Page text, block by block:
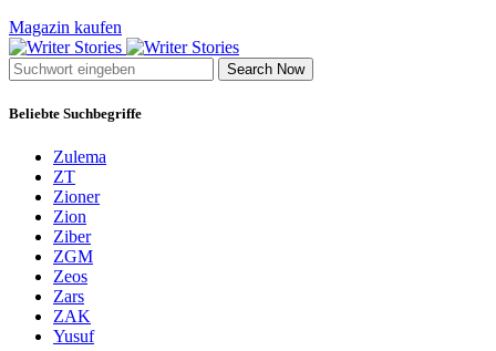
Magazin kaufen
Search Now
Beliebte Suchbegriffe
Zulema
ZT
Zioner
Zion
Ziber
ZGM
Zeos
Zars
ZAK
Yusuf